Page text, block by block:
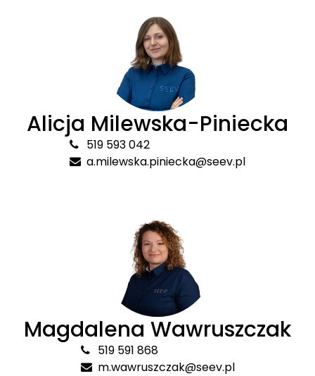
Alicja Milewska-Piniecka
519 593 042
a.milewska.piniecka@seev.pl
Magdalena Wawruszczak
519 591 868
m.wawruszczak@seev.pl